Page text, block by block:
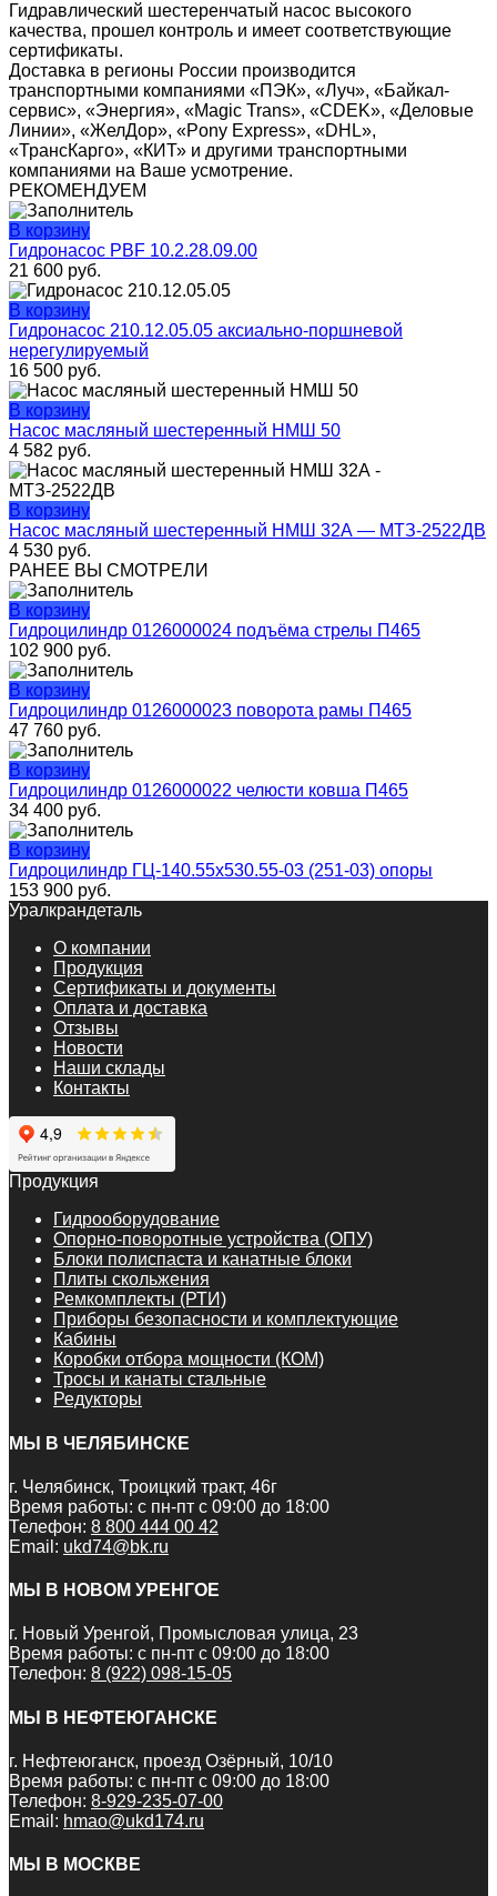
Гидравлический шестеренчатый насос высокого
качества, прошел контроль и имеет соответствующие
сертификаты.
Доставка в регионы России производится
транспортными компаниями «ПЭК», «Луч», «Байкал-
сервис», «Энергия», «Magic Trans», «CDEK», «Деловые
Линии», «ЖелДор», «Pony Express», «DHL»,
«ТрансКарго», «КИТ» и другими транспортными
компаниями на Ваше усмотрение.
РЕКОМЕНДУЕМ
В корзину
Гидронасос PBF 10.2.28.09.00
21 600 руб.
В корзину
Гидронасос 210.12.05.05 аксиально-поршневой
нерегулируемый
16 500 руб.
В корзину
Насос масляный шестеренный НМШ 50
4 582 руб.
В корзину
Насос масляный шестеренный НМШ 32А — МТЗ-2522ДВ
4 530 руб.
РАНЕЕ ВЫ СМОТРЕЛИ
В корзину
Гидроцилиндр 0126000024 подъёма стрелы П465
102 900 руб.
В корзину
Гидроцилиндр 0126000023 поворота рамы П465
47 760 руб.
В корзину
Гидроцилиндр 0126000022 челюсти ковша П465
34 400 руб.
В корзину
Гидроцилиндр ГЦ-140.55х530.55-03 (251-03) опоры
153 900 руб.
Уралкрандеталь
О компании
Продукция
Сертификаты и документы
Оплата и доставка
Отзывы
Новости
Наши склады
Контакты
Продукция
Гидрооборудование
Опорно-поворотные устройства (ОПУ)
Блоки полиспаста и канатные блоки
Плиты скольжения
Ремкомплекты (РТИ)
Приборы безопасности и комплектующие
Кабины
Коробки отбора мощности (КОМ)
Тросы и канаты стальные
Редукторы
МЫ В ЧЕЛЯБИНСКЕ
г. Челябинск, Троицкий тракт, 46г
Время работы: с пн-пт с 09:00 до 18:00
Телефон: 8 800 444 00 42
Email: ukd74@bk.ru
МЫ В НОВОМ УРЕНГОЕ
г. Новый Уренгой, Промысловая улица, 23
Время работы: с пн-пт с 09:00 до 18:00
Телефон: 8 (922) 098-15-05
МЫ В НЕФТЕЮГАНСКЕ
г. Нефтеюганск, проезд Озёрный, 10/10
Время работы: с пн-пт с 09:00 до 18:00
Телефон: 8-929-235-07-00
Email: hmao@ukd174.ru
МЫ В МОСКВЕ